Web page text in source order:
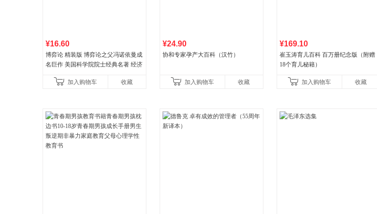
¥16.60
博弈论 精装版 博弈论之父冯诺依曼成
名巨作 美国科学院院士经典名著 经济
加入购物车
收藏
¥24.90
协和专家孕产大百科（汉竹）
加入购物车 收藏
¥169.10
崔玉涛育儿百科 百万册纪念版（附赠
18个育儿秘籍）
加入购物车 收藏